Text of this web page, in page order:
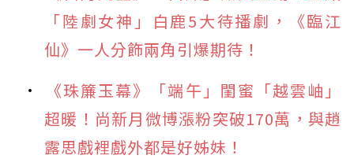
「陸劇女神」白鹿5大待播劇，《臨江
仙》一人分飾兩角引爆期待！
《珠簾玉幕》「端午」閨蜜「越雲岫」
超暖！尚新月微博漲粉突破170萬，與趙
露思戲裡戲外都是好姊妹！